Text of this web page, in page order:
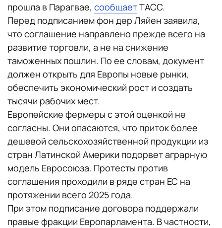
прошла в Парагвае, сообщаетТАСС.
Перед подписанием фон дер Ляйен заявила,
что соглашение направлено прежде всего на
развитие торговли, а не на снижение
таможенных пошлин. По ее словам, документ
должен открыть для Европы новые рынки,
обеспечить экономический рост и создать
тысячи рабочих мест.
Европейские фермеры с этой оценкой не
согласны. Они опасаются, что приток более
дешевой сельскохозяйственной продукции из
стран Латинской Америки подорвет аграрную
модель Евросоюза. Протесты против
соглашения проходили в ряде стран ЕС на
протяжении всего 2025 года.
При этом подписание договора поддержали
правые фракции Европарламента. В частности,